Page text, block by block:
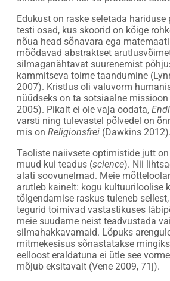
Edukust on raske seletada hariduse
testi osad, kus skoorid on kõige
nõua head sõnavara ega
mõõdavad abstraktset
silmaganähtavat suurenemist
kammitseva toime taandumine
2007). Kristlus oli valuvorm
nüüdseks on ta sotsiaalne
2005). Pikalt ei ole vaja oodata,
varsti ning tulevastel põlvedel on
mis on Religionsfrei (Dawkins 2012).
Taoliste naiivsete optimistide jutt
muud kui teadus (science). Nii
alati soovunelmad. Meie
arutleb kainelt: kogu kultuuriloolise
tõlgendamise raskus tuleneb
tegurid toimivad vastastikuses
meie suudame neist teadvustada
silmahakkavamaid. Lõpuks
mitmekesisus sõnastatakse
eelloost eraldatuna ei ütle see
mõjub eksitavalt (Vene 2009, 71j).